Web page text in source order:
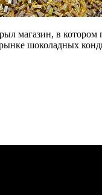
магазин, в котором
шоколадных